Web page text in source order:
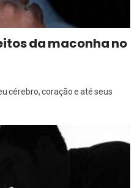
da maconha no
cérebro, coração e até seus